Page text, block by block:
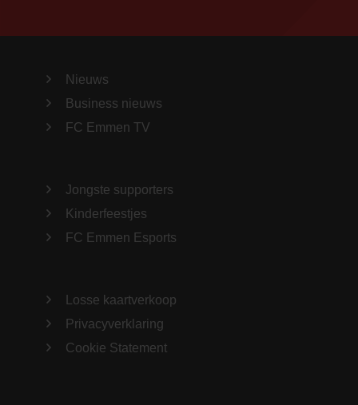
Nieuws
Business nieuws
FC Emmen TV
Jongste supporters
Kinderfeestjes
FC Emmen Esports
Losse kaartverkoop
Privacyverklaring
Cookie Statement